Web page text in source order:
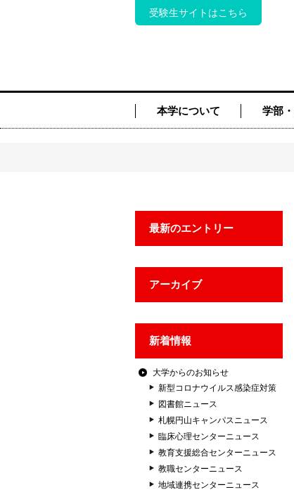
受験生サイトはこちら
本学について 学部
最新のエントリー
アーカイブ
新着情報
大学からのお知らせ
新型コロナウイルス感染症対策
図書館ニュース
札幌円山キャンパスニュース
臨床心理センターニュース
教育支援総合センターニュース
教職センターニュース
地域連携センターニュース